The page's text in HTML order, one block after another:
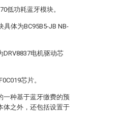
低功耗蓝牙模块。
具体为BC95B5-JB NB-
电机驱动芯
芯片。
一种基于蓝牙缴费的预
体之外，还包括设置于